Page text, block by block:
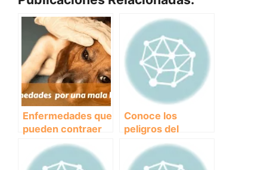
Enfermedades que
pueden contraer
las mascotas por
una mala higiene
Conoce los
peligros del
envenenamiento
en perros y cómo